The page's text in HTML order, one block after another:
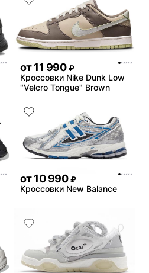
от11 990 ₽
Кроссовки Nike Dunk Low
"Velcro Tongue" Brown
от10 990 ₽
Кроссовки New Balance